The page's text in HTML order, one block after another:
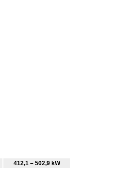
412,1 – 502,9 kW